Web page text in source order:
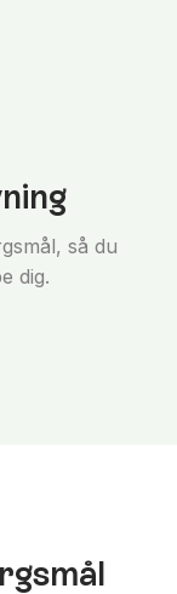
så du
dig.